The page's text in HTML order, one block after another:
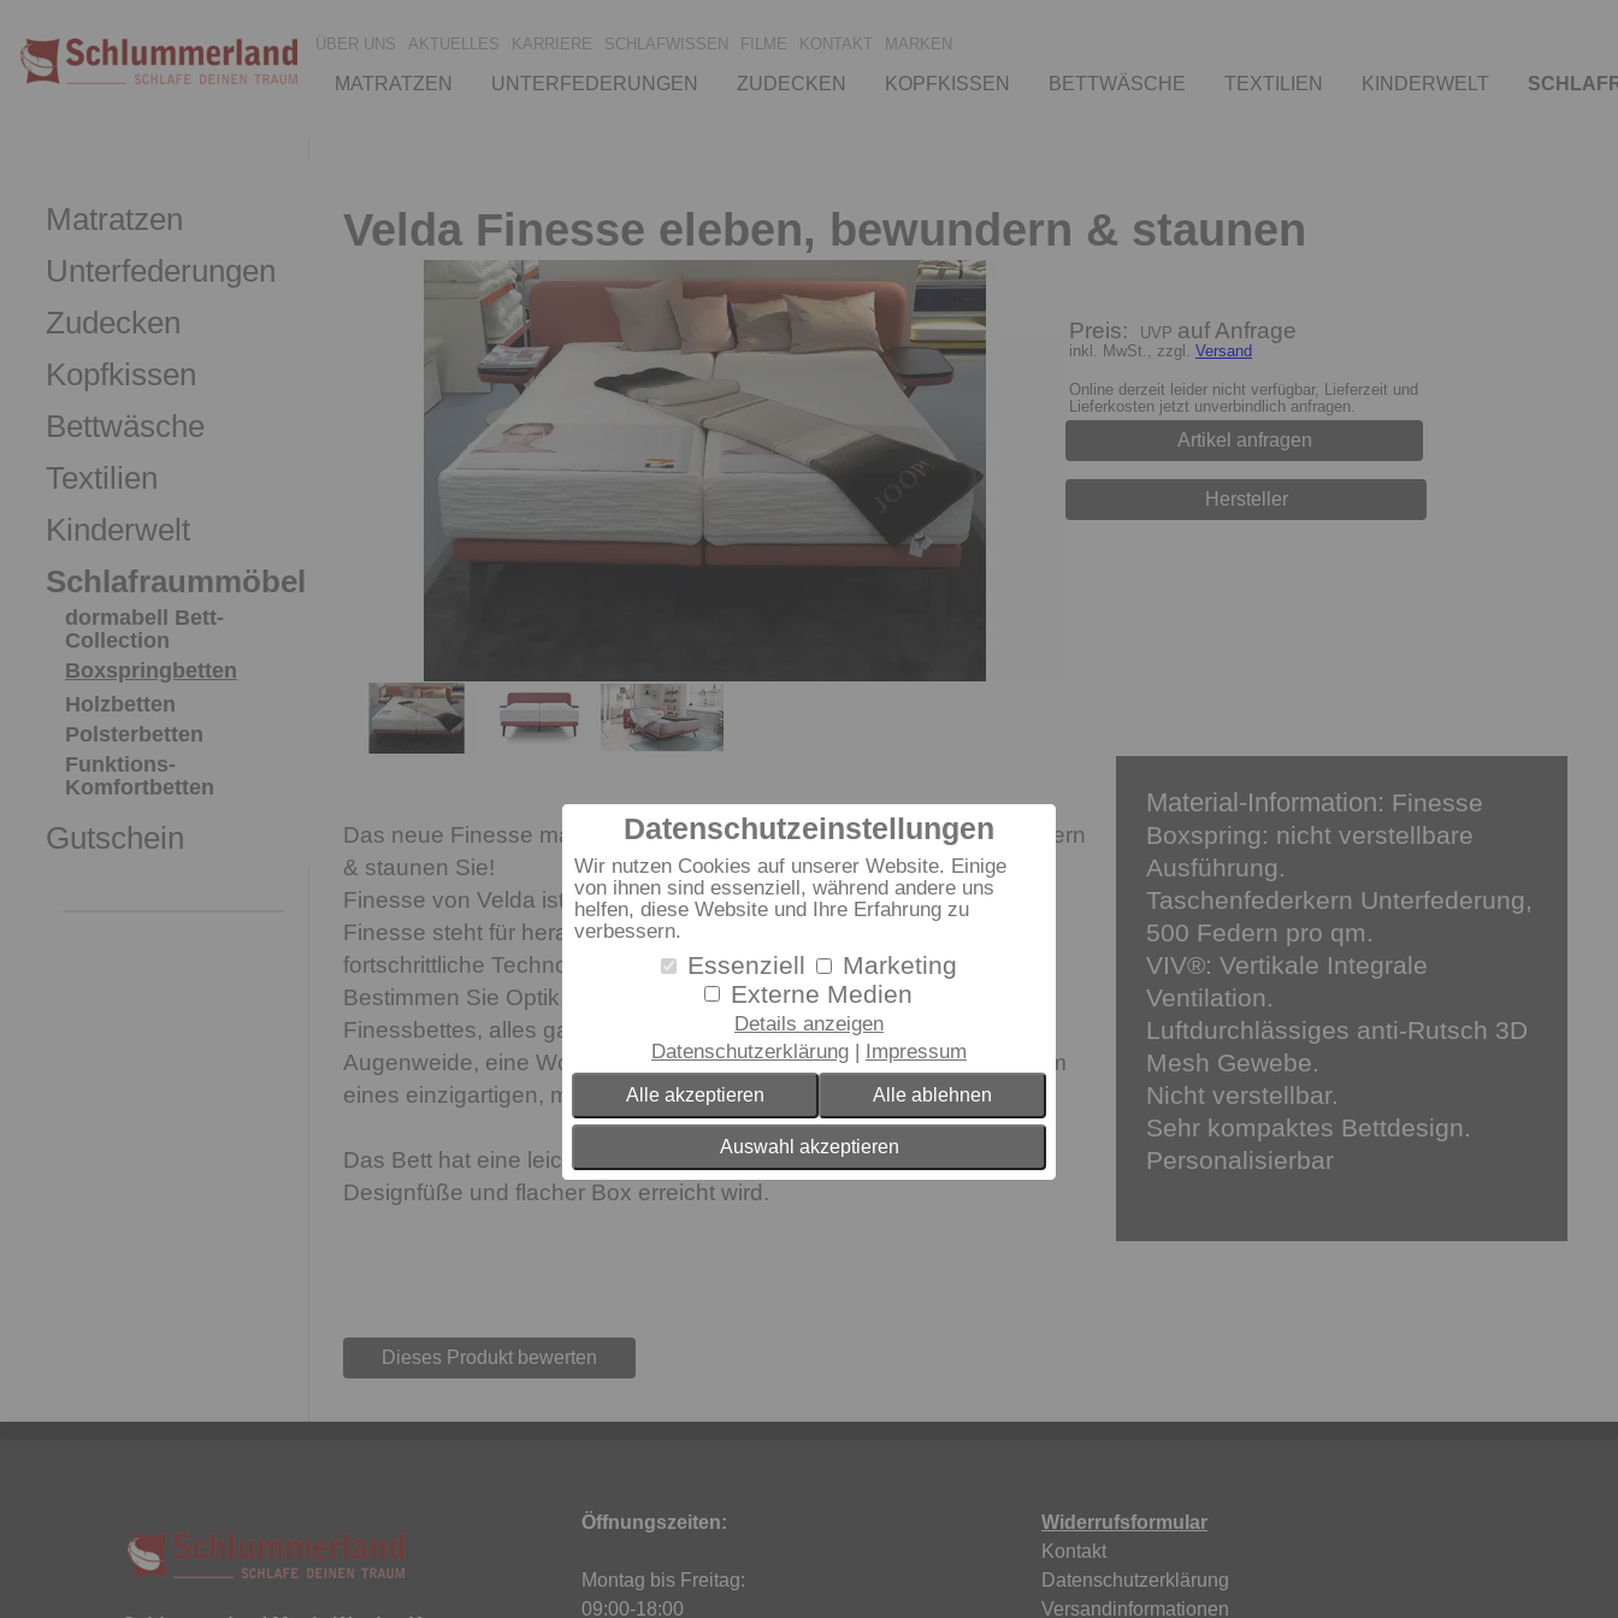
Datenschutzeinstellungen
Wir nutzen Cookies auf unserer Website. Einige
von ihnen sind essenziell, während andere uns
helfen, diese Website und Ihre Erfahrung zu
verbessern.
Essenziell
Marketing
Externe Medien
Details anzeigen
Datenschutzerklärung
Impressum
Alle akzeptieren Alle ablehnen
Auswahl akzeptieren
ÜBER UNS AKTUELLES KARRIERE SCHLAFWISSEN FILME KONTAKT MARKEN
MATRATZEN UNTERFEDERUNGEN ZUDECKEN KOPFKISSEN BETTWÄSCHE TEXTILIEN KINDERWELT
Matratzen
Unterfederungen
Zudecken
Kopfkissen
Bettwäsche
Textilien
Kinderwelt
Schlafraummöbel
dormabell Bett-
Collection
Boxspringbetten
Holzbetten
Polsterbetten
Funktions-
Komfortbetten
Gutschein
Velda Finesse eleben, bewundern & staunen
Preis: auf Anfrage
inkl. MwSt., zzgl. Versand
Online derzeit leider nicht verfügbar, Lieferzeit und
Lieferkosten jetzt unverbindlich anfragen.
Artikel anfragen
Hersteller
Das neue Finesse macht seinem Namen alle Ehre! Erleben, bewundern
& staunen Sie!
Finesse von Velda ist der neue Schlafkomfort aus Belgien.
Finesse steht für herausragendes, raffiniertes Design & intelligente,
fortschrittliche Technologie.
Bestimmen Sie Optik, Funktion und den Komfort Ihres neuen
Finessbettes, alles ganz einfach und individuell. Finesse ist eine
Augenweide, eine Wohltat für Körper & Geist, eben ein richtiger Traum
eines einzigartigen, modernen BoxSpringbettes.
Das Bett hat eine leicht schwebende Optik, die durch elegante
Designfüße und flacher Box erreicht wird.
Material-Information: Finesse
Boxspring: nicht verstellbare
Ausführung.
Taschenfederkern Unterfederung,
500 Federn pro qm.
VIV®: Vertikale Integrale
Ventilation.
Luftdurchlässiges anti-Rutsch 3D
Mesh Gewebe.
Nicht verstellbar.
Sehr kompaktes Bettdesign.
Personalisierbar
Dieses Produkt bewerten
Öffnungszeiten:
Montag bis Freitag:
09:00-18:00
Widerrufsformular
Kontakt
Datenschutzerklärung
Versandinformationen